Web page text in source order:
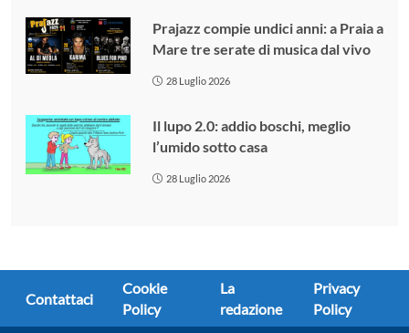
Prajazz compie undici anni: a Praia a
Mare tre serate di musica dal vivo
28 Luglio 2026
Il lupo 2.0: addio boschi, meglio
l’umido sotto casa
28 Luglio 2026
Contattaci
Cookie
Policy
La
redazione
Privacy
Policy